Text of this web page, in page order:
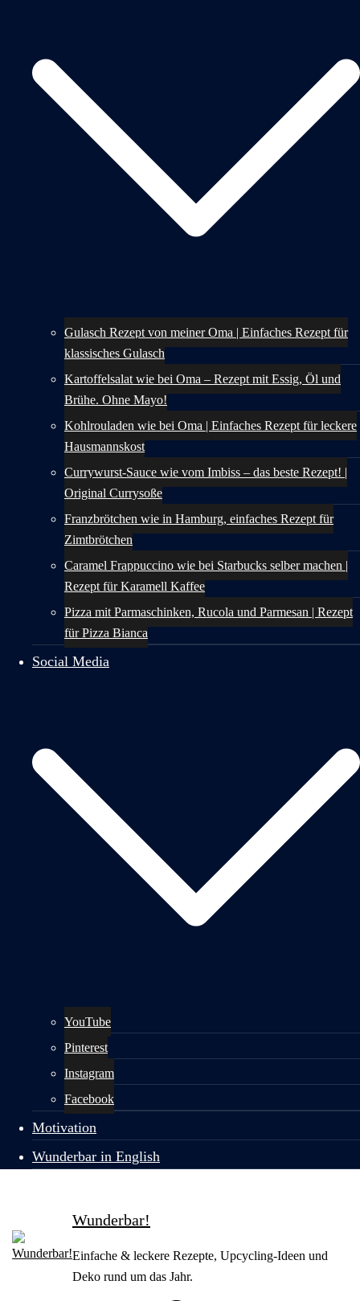
Gulasch Rezept von meiner Oma | Einfaches Rezept für
klassisches Gulasch
Kartoffelsalat wie bei Oma – Rezept mit Essig, Öl und
Brühe. Ohne Mayo!
Kohlrouladen wie bei Oma | Einfaches Rezept für leckere
Hausmannskost
Currywurst-Sauce wie vom Imbiss – das beste Rezept! |
Original Currysoße
Franzbrötchen wie in Hamburg, einfaches Rezept für
Zimtbrötchen
Caramel Frappuccino wie bei Starbucks selber machen |
Rezept für Karamell Kaffee
Pizza mit Parmaschinken, Rucola und Parmesan | Rezept
für Pizza Bianca
Social Media
YouTube
Pinterest
Instagram
Facebook
Motivation
Wunderbar in English
Wunderbar!
Einfache & leckere Rezepte, Upcycling-Ideen und
Deko rund um das Jahr.